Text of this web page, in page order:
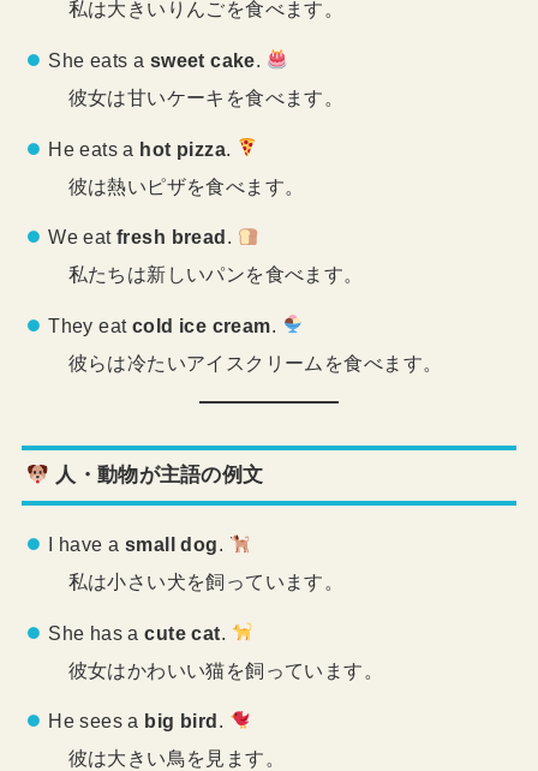
私は大きいりんごを食べます。
She eats a sweet cake.
彼女は甘いケーキを食べます。
He eats a hot pizza
彼は熱いピザを食べます。
We eatfresh bread.
私たちは新しいパンを食べます。
They eat cold ice cream
彼らは冷たいアイスクリームを食べます。
人・動物が主語の例文
I have a small dog.
私は小さい犬を飼っています。
She has acute cat.
彼女はかわいい猫を飼っています。
He sees a big bird.
彼は大きい鳥を見ます。